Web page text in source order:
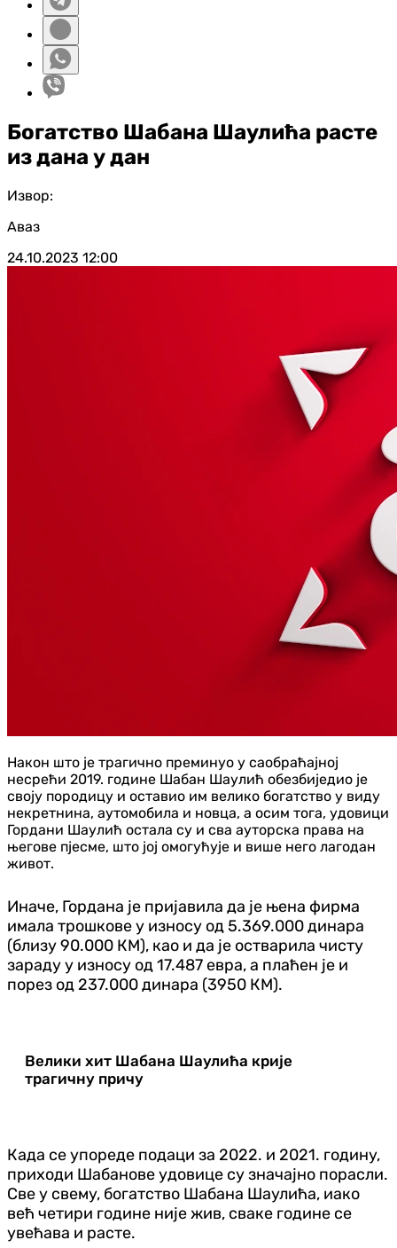
Богатство Шабана Шаулића расте
из дана у дан
Извор:
Аваз
24.10.2023 12:00
Након што је трагично преминуо у саобраћајној
несрећи 2019. године Шабан Шаулић обезбиједио је
своју породицу и оставио им велико богатство у виду
некретнина, аутомобила и новца, а осим тога, удовици
Гордани Шаулић остала су и сва ауторска права на
његове пјесме, што јој омогућује и више него лагодан
живот.
Иначе, Гордана је пријавила да је њена фирма
имала трошкове у износу од 5.369.000 динара
(близу 90.000 КМ), као и да је остварила чисту
зараду у износу од 17.487 евра, а плаћен је и
порез од 237.000 динара (3950 КМ).
Велики хит Шабана Шаулића крије
трагичну причу
Када се упореде подаци за 2022. и 2021. годину,
приходи Шабанове удовице су значајно порасли.
Све у свему, богатство Шабана Шаулића, иако
већ четири године није жив, сваке године се
увећава и расте.